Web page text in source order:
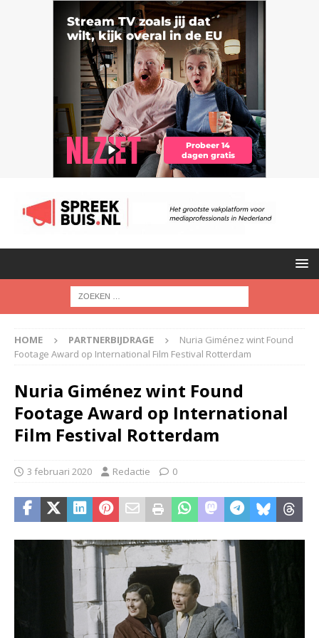
HOME PARTNERBIJDRAGE
Nuria Giménez wint Found
Footage Award op International Film Festival Rotterdam
Nuria Giménez wint Found
Footage Award op International
Film Festival Rotterdam
3 februari 2020 Redactie 0